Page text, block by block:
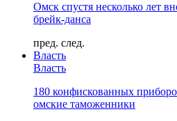
Омск спустя несколько лет
брейк-данса
пред. след.
Власть
Власть
180 конфискованных
омские таможенники